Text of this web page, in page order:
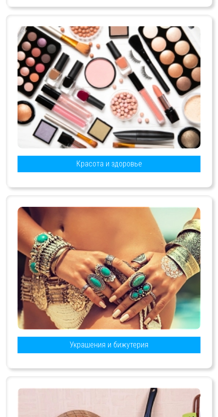
Красота и здоровье
Украшения и бижутерия